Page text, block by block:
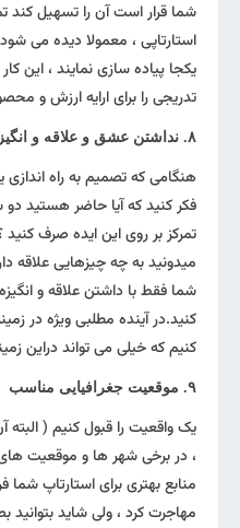
شما قرار است آن را تسهیل کند
استارتاپی ، معمولا دیده می
یکجا پیاده سازی نمایند ، این
تدریجی را برای ارایه ارزش و
۸. نداشتن عشق و علاقه و انگیزه کافی
هنگامی که تصمیم به راه اندازی
فکر کنید که آیا حاضر هستید دو
تمرکز بر روی این ایده صرف
میدونید به چه چیزهایی
شما فقط با داشتن علاقه و
کنید.در آینده مطلبی ویژه در
کنیم که خیلی می تواند دراین
۹. موقعیت جغرافیایی مناسب
یک واقعیت را قبول کنیم (
، در برخی شهر ها و موقعیت
منابع بهتری برای استارتاپ شما
مهاجرت کرد ، ولی شاید بتوانید